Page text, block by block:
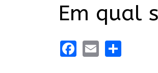
Em qual
Facebook
Email